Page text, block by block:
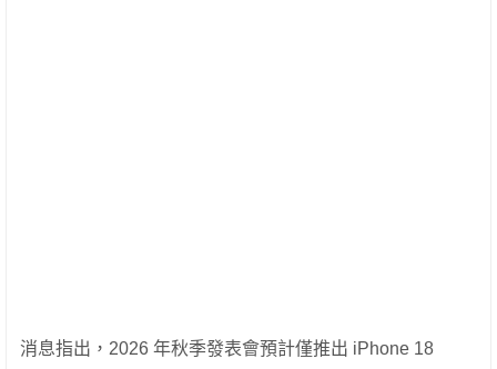
消息指出，2026 年秋季發表會預計僅推出 iPhone 18